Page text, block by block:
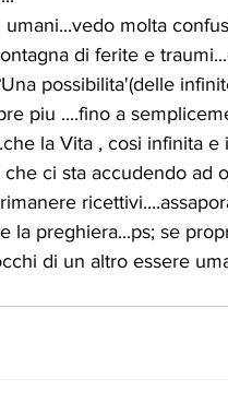
molta
di ferite e
possibilita'(delle
piu ....fino a
la Vita , cosi infinita
che ci sta accudendo ad
la preghiera...ps; se
di un altro essere